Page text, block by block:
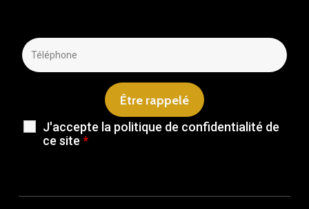
J'accepte la politique de confidentialité de
ce site *